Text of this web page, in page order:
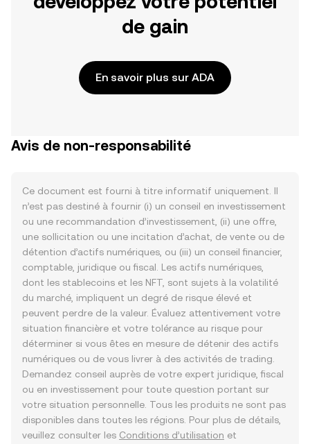
de gain
En savoir plus sur ADA
Avis de non-responsabilité
Ce document est fourni à titre informatif uniquement. Il
n’est pas destiné à fournir (i) un conseil en investissement
ou une recommandation d’investissement, (ii) une offre,
une sollicitation ou une incitation d’achat, de vente ou de
détention d’actifs numériques, ou (iii) un conseil financier,
comptable, juridique ou fiscal. Les actifs numériques,
dont les stablecoins et les NFT, sont sujets à la volatilité
du marché, impliquent un degré de risque élevé et
peuvent perdre de la valeur. Évaluez attentivement votre
situation financière et votre tolérance au risque pour
déterminer si vous êtes en mesure de détenir des actifs
numériques ou de vous livrer à des activités de trading.
Demandez conseil auprès de votre expert juridique, fiscal
ou en investissement pour toute question portant sur
votre situation personnelle. Tous les produits ne sont pas
disponibles dans toutes les régions. Pour plus de détails,
veuillez consulter les Conditions d’utilisation et